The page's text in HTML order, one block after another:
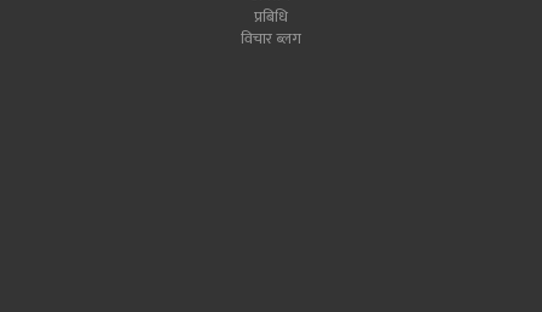
प्रबिधि
विचार ब्लग